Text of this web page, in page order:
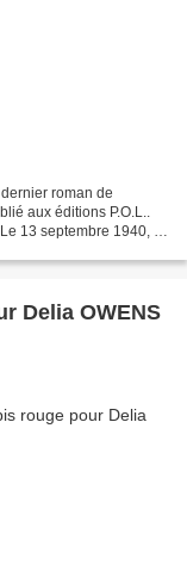
roman de
aux éditions P.O.L..
13 septembre 1940, à
Delia OWENS